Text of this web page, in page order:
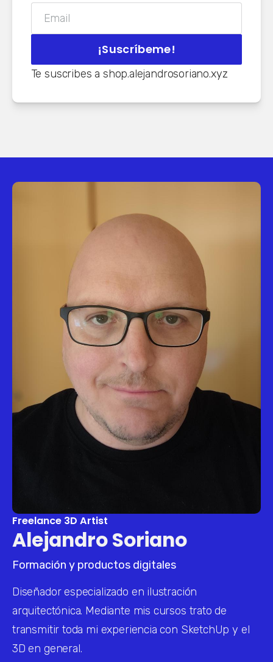
¡Suscríbeme!
Te suscribes a shop.alejandrosoriano.xyz
Freelance 3D Artist
Alejandro Soriano
Formación y productos digitales
Diseñador especializado en ilustración
arquitectónica. Mediante mis cursos trato de
transmitir toda mi experiencia con SketchUp y el
3D en general.